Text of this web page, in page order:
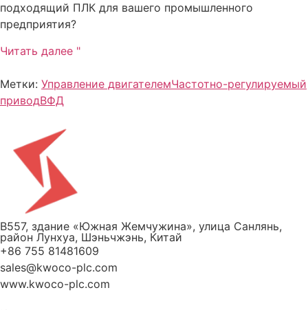
подходящий ПЛК для вашего промышленного
предприятия?
Читать далее "
Метки: Управление двигателемЧастотно-регулируемый
приводВФД
B557, здание «Южная Жемчужина», улица Санлянь,
район Лунхуа, Шэньчжэнь, Китай
+86 755 81481609
sales@kwoco-plc.com
www.kwoco-plc.com